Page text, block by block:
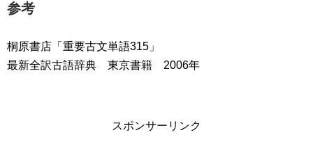
参考
桐原書店「重要古文単語315」
最新全訳古語辞典 東京書籍 2006年
スポンサーリンク